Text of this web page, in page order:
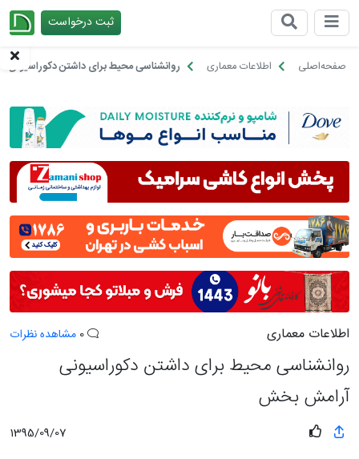
ثبت درخواست
صفحه‌اصلی اطلاعات معماری روانشناسی محیط برای داشتن
اطلاعات معماری مشاهده نظرات
روانشناسی محیط برای داشتن دکوراسیونی
آرامش بخش
1395/09/07